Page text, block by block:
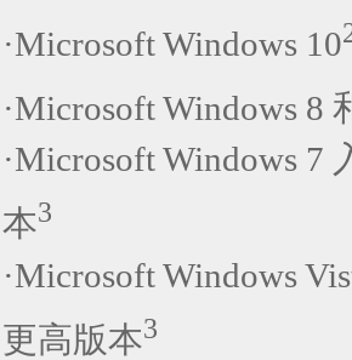
·Microsoft Windows 10
·Microsoft Windows 8
·Microsoft Windows
本3
·Microsoft Windows
更高版本3